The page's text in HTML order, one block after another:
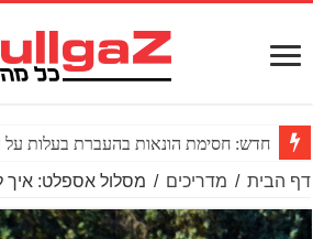
חדש: חסימת הונאות בהעברת בעלות על
דף הבית / מדריכים / מסלול אספלט: איך